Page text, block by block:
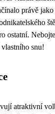
právě
ostatní.
snu!
atraktivní